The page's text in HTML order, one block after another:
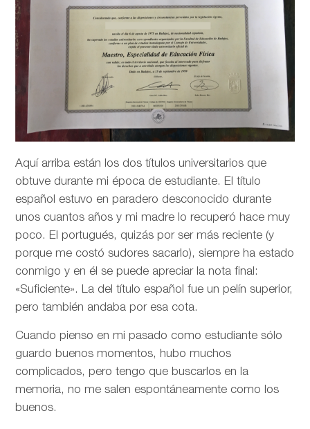
Aquí arriba están los dos títulos universitarios que
obtuve durante mi época de estudiante. El título
español estuvo en paradero desconocido durante
unos cuantos años y mi madre lo recuperó hace muy
poco. El portugués, quizás por ser más reciente (y
porque me costó sudores sacarlo), siempre ha estado
conmigo y en él se puede apreciar la nota final:
«Suficiente». La del título español fue un pelín superior,
pero también andaba por esa cota.
Cuando pienso en mi pasado como estudiante sólo
guardo buenos momentos, hubo muchos
complicados, pero tengo que buscarlos en la
memoria, no me salen espontáneamente como los
buenos.